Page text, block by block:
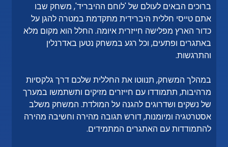
ברוכים הבאים לעולם של 'לוחם ההיבריד', משחק שבו
אתם טייסי חללית היברידית מתקדמת במטרה להגן על
כדור הארץ מפלישה חייזרית איומה. החלל הוא מקום מלא
באתגרים ופתעים, וכל רגע במשחק נטען באדרנלין
והתרגשות.
במהלך המשחק, תנווטו את החללית שלכם דרך גלקסיות
מרהיבות, תתמודדו עם חייזרים מזיקים ותשתמשו במערך
של נשקים ושדרוגים להגנה על המולדת. המשחק משלב
אסטרטגיה ומיומנות, דורש תגובה מהירה וחשיבה מהירה
להתמודדות עם האתגרים המתמידים.